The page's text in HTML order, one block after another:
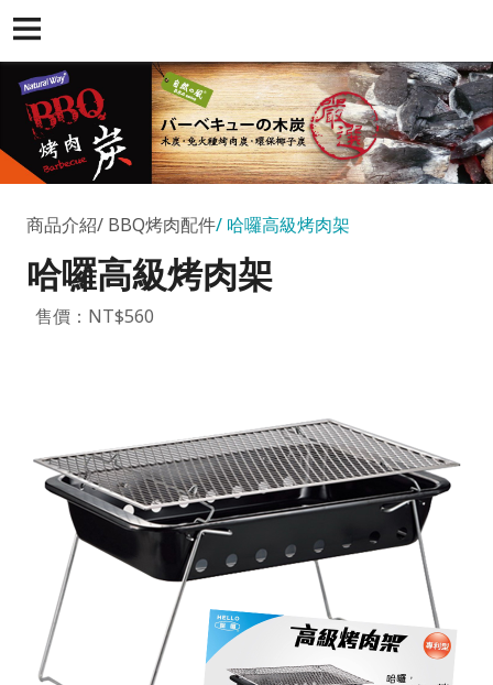
商品介紹 BBQ烤肉配件 哈囉高級烤肉架
哈囉高級烤肉架
售價：NT$560